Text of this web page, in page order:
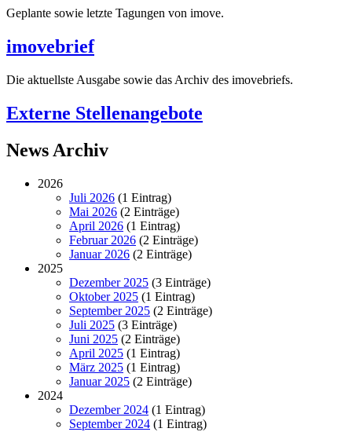
Geplante sowie letzte Tagungen von imove.
imovebrief
Die aktuellste Ausgabe sowie das Archiv des imovebriefs.
Externe Stellenangebote
News Archiv
2026
Juli 2026 (1 Eintrag)
Mai 2026 (2 Einträge)
April 2026 (1 Eintrag)
Februar 2026 (2 Einträge)
Januar 2026 (2 Einträge)
2025
Dezember 2025 (3 Einträge)
Oktober 2025 (1 Eintrag)
September 2025 (2 Einträge)
Juli 2025 (3 Einträge)
Juni 2025 (2 Einträge)
April 2025 (1 Eintrag)
März 2025 (1 Eintrag)
Januar 2025 (2 Einträge)
2024
Dezember 2024 (1 Eintrag)
September 2024 (1 Eintrag)